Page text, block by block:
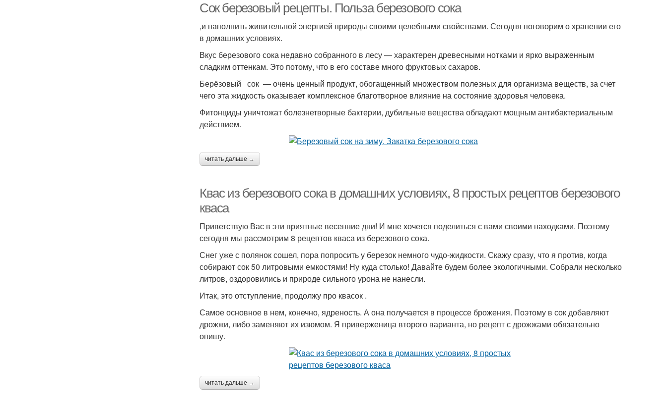
Сок березовый рецепты. Польза березового сока
,и наполнить живительной энергией природы своими целебными свойствами. Сегодня поговорим о хранении его
в домашних условиях.
Вкус березового сока недавно собранного в лесу — характерен древесными нотками и ярко выраженным
сладким оттенкам. Это потому, что в его составе много фруктовых сахаров.
Берёзовый сок — очень ценный продукт, обогащенный множеством полезных для организма веществ, за счет
чего эта жидкость оказывает комплексное благотворное влияние на состояние здоровья человека.
Фитонциды уничтожат болезнетворные бактерии, дубильные вещества обладают мощным антибактериальным
действием.
читать дальше →
Квас из березового сока в домашних условиях, 8 простых рецептов березового
кваса
Приветствую Вас в эти приятные весенние дни! И мне хочется поделиться с вами своими находками. Поэтому
сегодня мы рассмотрим 8 рецептов кваса из березового сока.
Снег уже с полянок сошел, пора попросить у березок немного чудо-жидкости. Скажу сразу, что я против, когда
собирают сок 50 литровыми емкостями! Ну куда столько! Давайте будем более экологичными. Собрали несколько
литров, оздоровились и природе сильного урона не нанесли.
Итак, это отступление, продолжу про квасок .
Самое основное в нем, конечно, ядреность. А она получается в процессе брожения. Поэтому в сок добавляют
дрожжи, либо заменяют их изюмом. Я приверженица второго варианта, но рецепт с дрожжами обязательно
опишу.
читать дальше →